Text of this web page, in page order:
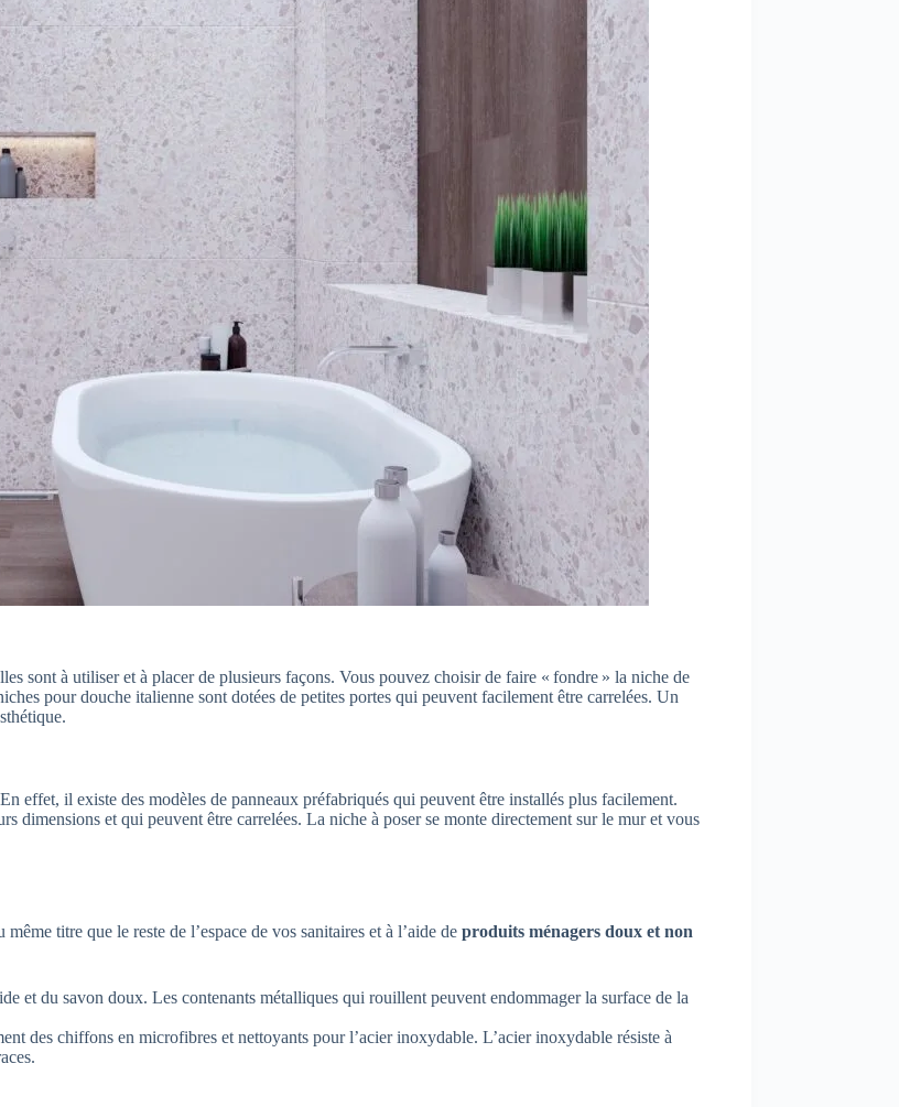
sont à utiliser et à placer de plusieurs façons. Vous pouvez choisir de faire « fondre » la niche de
pour douche italienne sont dotées de petites portes qui peuvent facilement être carrelées. Un
effet, il existe des modèles de panneaux préfabriqués qui peuvent être installés plus facilement.
dimensions et qui peuvent être carrelées. La niche à poser se monte directement sur le mur et vous
titre que le reste de l’espace de vos sanitaires et à l’aide de produits ménagers doux et non
et du savon doux. Les contenants métalliques qui rouillent peuvent endommager la surface de la
des chiffons en microfibres et nettoyants pour l’acier inoxydable. L’acier inoxydable résiste à